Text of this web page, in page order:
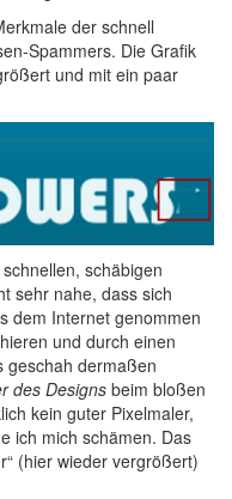
der schnell
Spammers. Die Grafik
und mit ein paar
schäbigen
sehr nahe, dass sich
dem Internet genommen
und durch einen
geschah dermaßen
des Designs beim bloßen
kein guter Pixelmaler,
ich mich schämen. Das
(hier wieder vergrößert)